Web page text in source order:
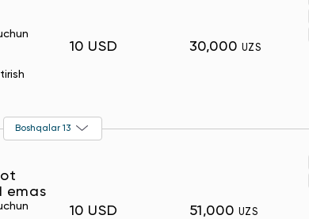
10 USD 30,000 UZS
Boshqalar 13
emas
10 USD 51,000 UZS